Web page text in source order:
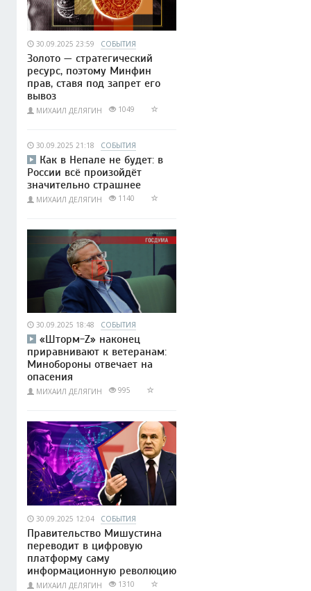
30.09.2025 23:59 СОБЫТИЯ
Золото — стратегический
ресурс, поэтому Минфин
прав, ставя под запрет его
вывоз
МИХАИЛ ДЕЛЯГИН 1049
30.09.2025 21:18 СОБЫТИЯ
Как в Непале не будет: в
России всё произойдёт
значительно страшнее
МИХАИЛ ДЕЛЯГИН 1140
30.09.2025 18:48 СОБЫТИЯ
«Шторм-Z» наконец
приравнивают к ветеранам:
Минобороны отвечает на
опасения
МИХАИЛ ДЕЛЯГИН 995
30.09.2025 12:04 СОБЫТИЯ
Правительство Мишустина
переводит в цифровую
платформу саму
информационную революцию
МИХАИЛ ДЕЛЯГИН 1310